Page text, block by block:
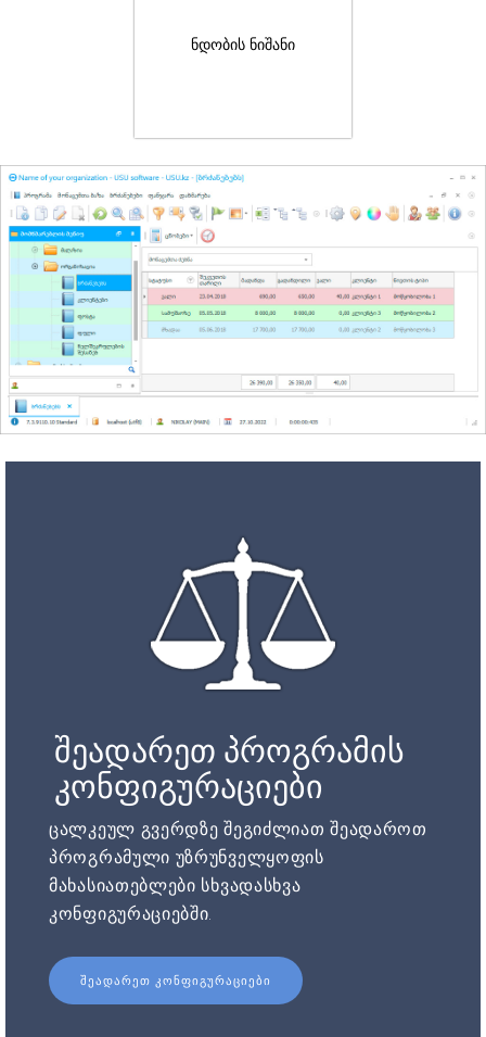
ნდობის ნიშანი
შეადარეთ პროგრამის
კონფიგურაციები
ცალკეულ გვერდზე შეგიძლიათ შეადაროთ
პროგრამული უზრუნველყოფის
მახასიათებლები სხვადასხვა
კონფიგურაციებში.
ᲨᲔᲐᲓᲐᲠᲔᲗ ᲙᲝᲜᲤᲘᲒᲣᲠᲐᲪᲘᲔᲑᲘ